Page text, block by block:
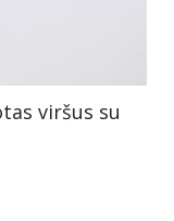
viršus su